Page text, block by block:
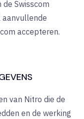
Swisscom
aanvullende
accepteren.
van Nitro die de
en de werking